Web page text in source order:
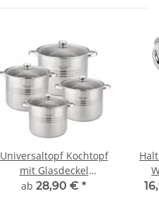
Universaltopf Kochtopf
mit Glasdeckel
Suppentopf großer Topf
ab 28,90 € *